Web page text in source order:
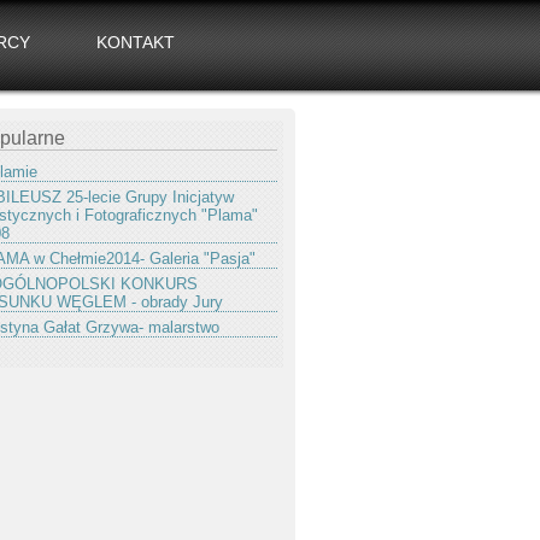
KONTAKT
25-lecie Grupy Inicjatyw
i Fotograficznych "Plama"
w Chełmie2014- Galeria "Pasja"
KONKURS
WĘGLEM - obrady Jury
Gałat Grzywa- malarstwo